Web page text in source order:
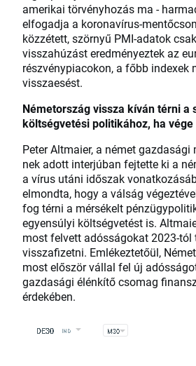
amerikai törvényhozás ma -
elfogadja a koronavírus-
közzétett, szörnyű PMI-adatok
visszahúzást eredményeztek az
részvénypiacokon, a főbb indexek
visszaesést.
Németország vissza kíván térni a
költségvetési politikához, ha
Peter Altmaier, a német gazdasági
nek adott interjúban fejtette ki a
a vírus utáni időszak
elmondta, hogy a válság
fog térni a mérsékelt
egyensúlyi költségvetést is.
most felvett adósságokat 2023-tól
visszafizetni. Emlékeztetőül,
most először vállal fel új
gazdasági élénkítő csomag
érdekében.